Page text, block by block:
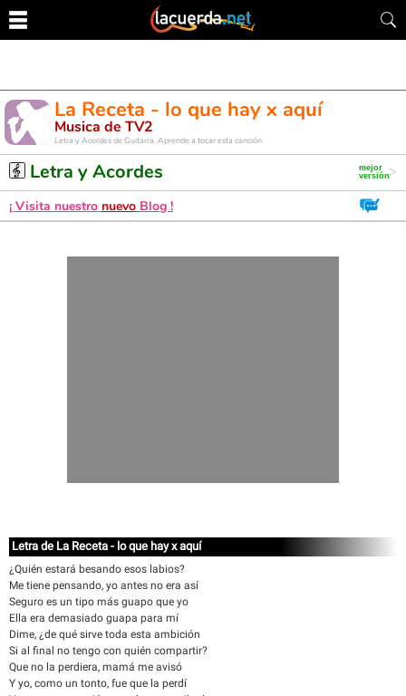
La Receta - lo que hay x aquí
Musica de TV2
Letra y Acordes de Guitarra. Aprende a tocar esta canción
Letra y Acordes
¡ Visita nuestro nuevo Blog !
Letra de La Receta - lo que hay x aquí
¿Quién estará besando esos labios?
Me tiene pensando, yo antes no era así
Seguro es un tipo más guapo que yo
Ella era demasiado guapa para mí
Dime, ¿de qué sirve toda esta ambición
Si al final no tengo con quién compartir?
Que no la perdiera, mamá me avisó
Y yo, como un tonto, fue que la perdí